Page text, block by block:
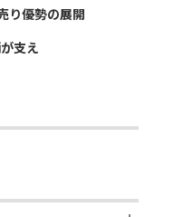
り優勢の展開
支え